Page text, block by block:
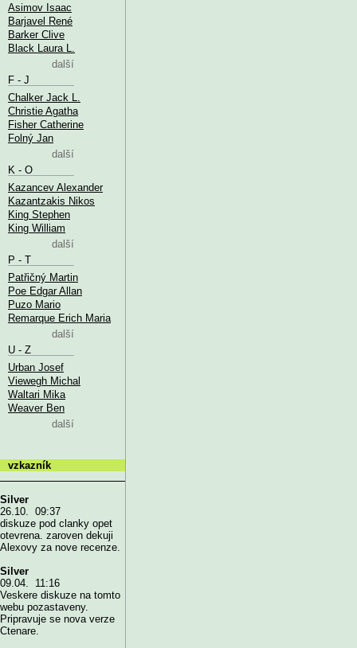
Asimov Isaac
Barjavel René
Barker Clive
Black Laura L.
další
F - J
Chalker Jack L.
Christie Agatha
Fisher Catherine
Folný Jan
další
K - O
Kazancev Alexander
Kazantzakis Nikos
King Stephen
King William
další
P - T
Patřičný Martin
Poe Edgar Allan
Puzo Mario
Remarque Erich Maria
další
U - Z
Urban Josef
Viewegh Michal
Waltari Mika
Weaver Ben
další
vzkazník
Silver
26.10. 09:37
diskuze pod clanky opet
otevrena. zaroven dekuji
Alexovy za nove recenze.
Silver
09.04. 11:16
Veskere diskuze na tomto
webu pozastaveny.
Pripravuje se nova verze
Ctenare.